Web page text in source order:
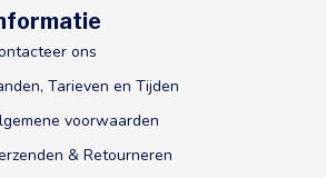
ons
Tarieven en Tijden
voorwaarden
& Retourneren